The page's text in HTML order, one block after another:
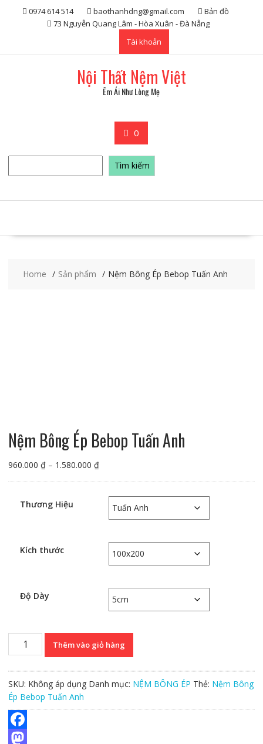
0974 614 514 baothanhdng@gmail.com
Bản đồ
73 Nguyễn Quang Lâm - Hòa Xuân - Đà Nẵng
Tài khoản
Nội Thất Nệm Việt
Êm Ái Như Lòng Mẹ
0
Tìm
kiếm
Tìm kiếm
Home Sản phẩm Nệm Bông Ép Bebop Tuấn Anh
Nệm Bông Ép Bebop Tuấn Anh
960.000 ₫ – 1.580.000 ₫Khoảng
960.000 ₫
Thương Hiệu
Kích thước
Độ Dày
Nệm
Bông
Tuấn
Anh
số
lượng
Thêm vào giỏ hàng
SKU: Không áp dụng Danh mục: NỆM BÔNG ÉP Thẻ: Nệm Bông
Ép Bebop Tuấn Anh
F